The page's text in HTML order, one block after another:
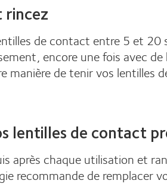
de contact entre 5 et 20
encore une fois avec
manière de tenir vos lentilles
lentilles de contact
après chaque utilisation et
recommande de remplacer